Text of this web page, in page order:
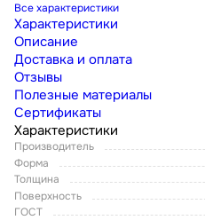
Все характеристики
Характеристики
Описание
Доставка и оплата
Отзывы
Полезные материалы
Сертификаты
Характеристики
Производитель
Форма
Толщина
Поверхность
ГОСТ